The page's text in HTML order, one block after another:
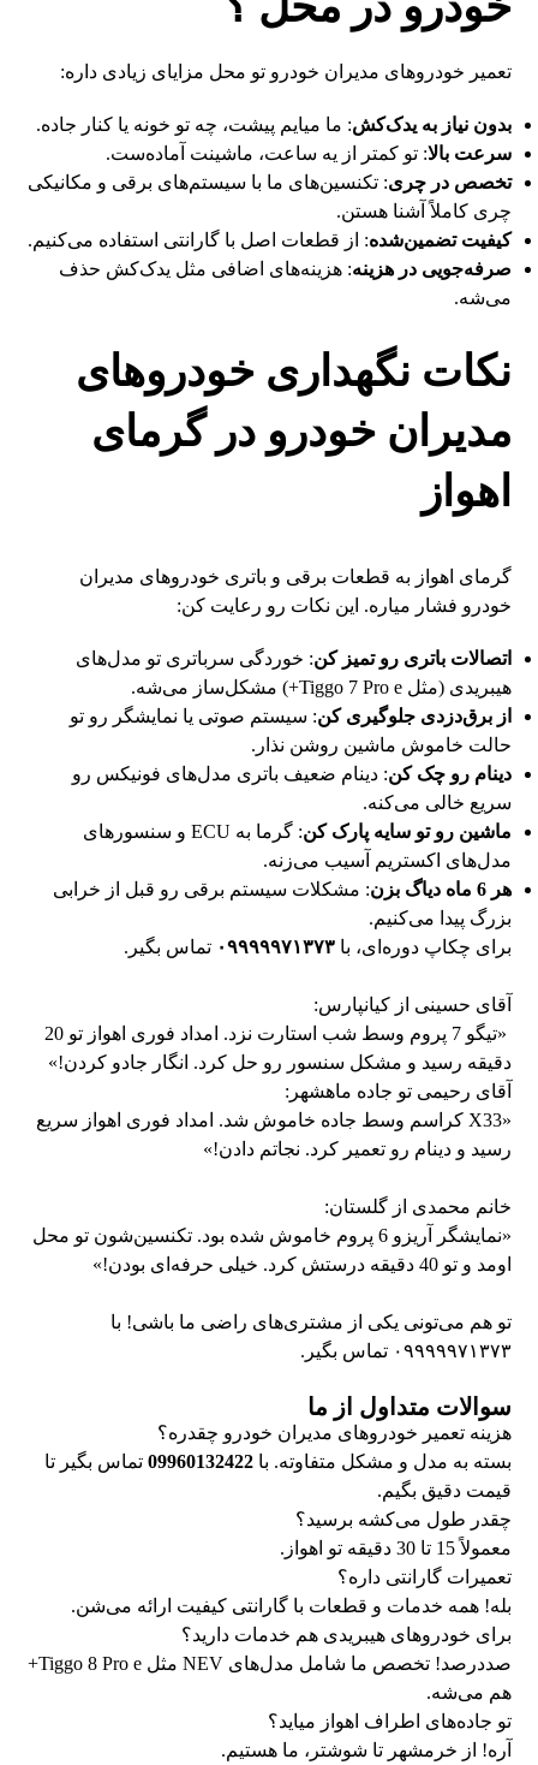
تعمیر خودروهای مدیران خودرو تو محل مزایای زیادی داره:
بدون نیاز به یدک‌کش: ما میایم پیشت، چه تو خونه یا کنار جاده.
سرعت بالا: تو کمتر از یه ساعت، ماشینت آماده‌ست.
تخصص در چری: تکنسین‌های ما با سیستم‌های برقی و مکانیکی
چری کاملاً آشنا هستن.
کیفیت تضمین‌شده: از قطعات اصل با گارانتی استفاده می‌کنیم.
صرفه‌جویی در هزینه: هزینه‌های اضافی مثل یدک‌کش حذف
می‌شه.
نکات نگهداری خودروهای
مدیران خودرو در گرمای
اهواز
گرمای اهواز به قطعات برقی و باتری خودروهای مدیران
خودرو فشار میاره. این نکات رو رعایت کن:
اتصالات باتری رو تمیز کن: خوردگی سرباتری تو مدل‌های
هیبریدی (مثل Tiggo 7 Pro e+) مشکل‌ساز می‌شه.
از برق‌دزدی جلوگیری کن: سیستم صوتی یا نمایشگر رو تو
حالت خاموش ماشین روشن نذار.
دینام رو چک کن: دینام ضعیف باتری مدل‌های فونیکس رو
سریع خالی می‌کنه.
ماشین رو تو سایه پارک کن
: گرما به ECU و سنسورهای
مدل‌های اکستریم آسیب می‌زنه.
هر 6 ماه دیاگ بزن
: مشکلات سیستم برقی رو قبل از خرابی
بزرگ پیدا می‌کنیم.
برای چکاپ دوره‌ای، با۰۹۹۹۹۹۷۱۳۷۳ تماس بگیر.
آقای حسینی از کیانپارس:
«تیگو 7 پروم وسط شب استارت نزد. امداد فوری اهواز تو 20
دقیقه رسید و مشکل سنسور رو حل کرد. انگار جادو کردن!»
آقای رحیمی تو جاده ماهشهر:
«X33 کراسم وسط جاده خاموش شد. امداد فوری اهواز سریع
رسید و دینام رو تعمیر کرد. نجاتم دادن!»
خانم محمدی از گلستان:
«نمایشگر آریزو 6 پروم خاموش شده بود. تکنسین‌شون تو محل
اومد و تو 40 دقیقه درستش کرد. خیلی حرفه‌ای بودن!»
تو هم می‌تونی یکی از مشتری‌های راضی ما باشی! با
۰۹۹۹۹۹۷۱۳۷۳ تماس بگیر.
سوالات متداول از ما
هزینه تعمیر خودروهای مدیران خودرو چقدره؟
بسته به مدل و مشکل متفاوته. با09960132422 تماس بگیر تا
قیمت دقیق بگیم.
چقدر طول می‌کشه برسید؟
معمولاً 15 تا 30 دقیقه تو اهواز.
تعمیرات گارانتی داره؟
بله! همه خدمات و قطعات با گارانتی کیفیت ارائه می‌شن.
برای خودروهای هیبریدی هم خدمات دارید؟
صددرصد! تخصص ما شامل مدل‌های NEV مثل Tiggo 8 Pro e+
هم می‌شه.
تو جاده‌های اطراف اهواز میاید؟
آره! از خرمشهر تا شوشتر، ما هستیم.